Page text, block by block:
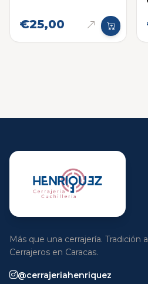
€25,00
Más que una cerrajería. Tradición
Cerrajeros en Caracas.
@cerrajeriahenriquez